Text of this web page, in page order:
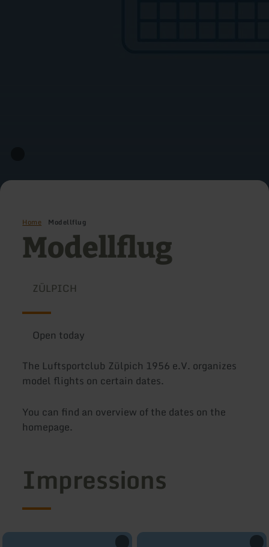
Home Modellflug
Modellflug
ZÜLPICH
Open today
The Luftsportclub Zülpich 1956 e.V. organizes
model flights on certain dates.
You can find an overview of the dates on the
homepage.
Impressions